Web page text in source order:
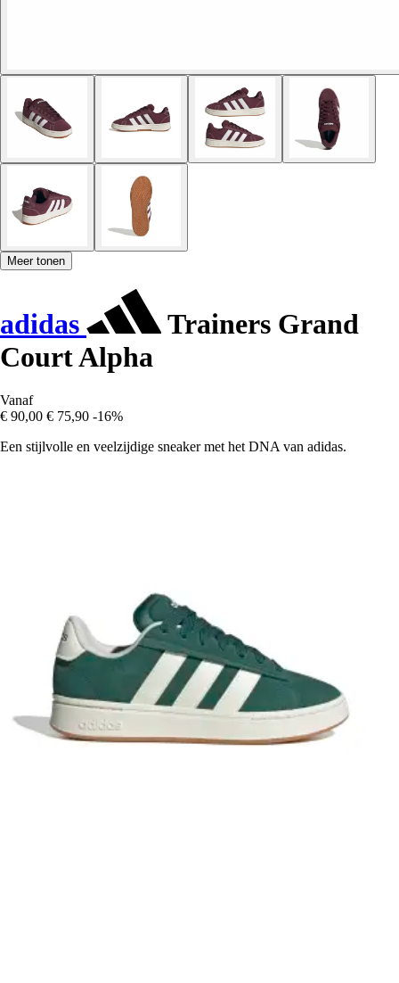
Meer tonen
adidas
Trainers Grand
Court Alpha
Vanaf
€ 90,00 € 75,90 -16%
Een stijlvolle en veelzijdige sneaker met het DNA van adidas.